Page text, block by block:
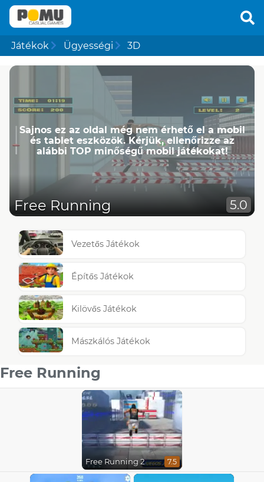
Játékok Ügyességi 3D
Sajnos ez az oldal még nem érhető el a mobil
és tablet eszközök. Kérjük, ellenőrizze az
alábbi TOP minőségű mobil játékokat!
Free Running 5.0
Vezetős Játékok
Építős Játékok
Kilövős Játékok
Mászkálós Játékok
Free Running
Free Running 2 7.5